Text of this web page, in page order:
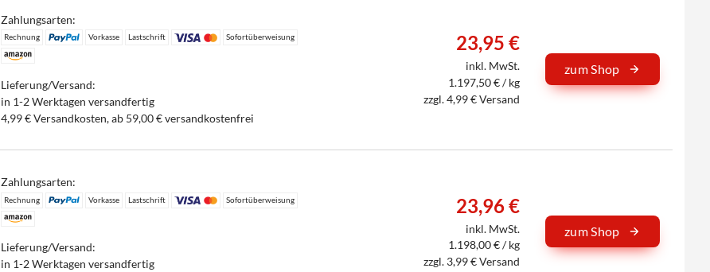
Zahlungsarten:
Rechnung Vorkasse Lastschrift Sofortüberweisung
Lieferung/Versand:
in 1-2 Werktagen versandfertig
4,99 € Versandkosten, ab 59,00 € versandkostenfrei
23,95 €
inkl. MwSt.
1.197,50 € / kg
zzgl. 4,99 € Versand
zum Shop
Zahlungsarten:
Rechnung Vorkasse Lastschrift Sofortüberweisung
Lieferung/Versand:
in 1-2 Werktagen versandfertig
23,96 €
inkl. MwSt.
1.198,00 € / kg
zzgl. 3,99 € Versand
zum Shop